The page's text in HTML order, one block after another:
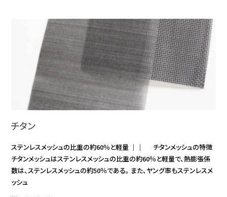
チタン
ステンレスメッシュの比重の約60％と軽量 ｜｜ チタンメッシュの特徴
チタンメッシュはステンレスメッシュの比重の約60％と軽量で、熱膨張係
数は、ステンレスメッシュの約50％である。 また、ヤング率もステンレスメ
ッシュ